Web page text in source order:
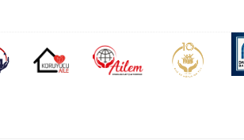
sekmede açılır)
Alo 144 (yeni sekmede açılır)Koruyucu Aile (yeni sekmede açılır)
AİLEM İletişim Aile ve